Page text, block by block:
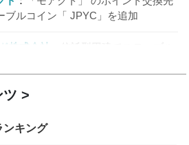
ブルコイン「 JPYC」を追加
株式会社
信託型円建てステーブル
ツ
ンキング